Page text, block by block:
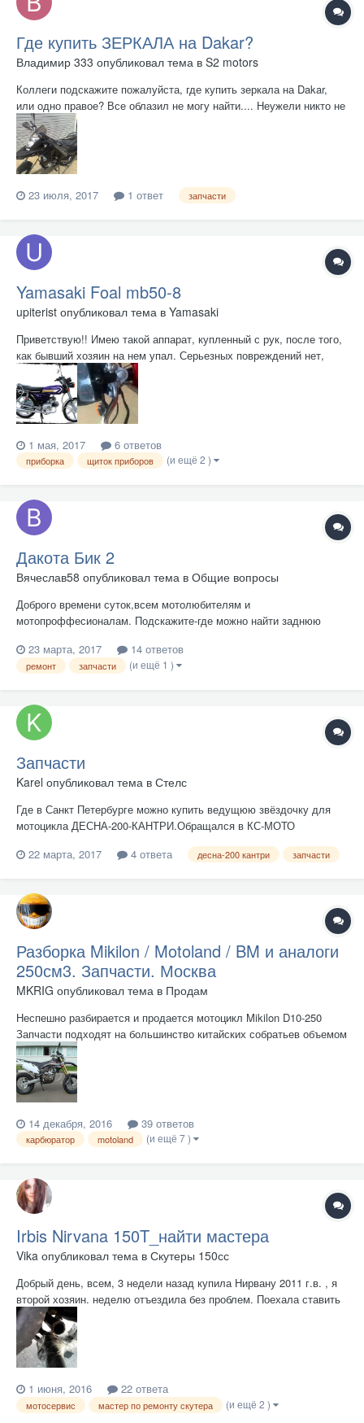
Где купить ЗЕРКАЛА на Dakar?
Владимир 333 опубликовал тема в S2 motors
Коллеги подскажите пожалуйста, где купить зеркала на Dakar,
или одно правое? Все облазил не могу найти.... Неужели никто не
знает?!
23 июля, 2017 1 ответ запчасти
Yamasaki Foal mb50-8
upiterist опубликовал тема в Yamasaki
Приветствую!! Имею такой аппарат, купленный с рук, после того,
как бывший хозяин на нем упал. Серьезных повреждений нет,
почти все восстановил, но не могу найти приборную панель
родную. Спидометр живет своей жизнью, вращается стрелка по
часовой и против, как покрутишь колесо. Тахометр на...
1 мая, 2017 6 ответов
приборка щиток приборов (и ещё 2 )
Дакота Бик 2
Вячеслав58 опубликовал тема в Общие вопросы
Доброго времени суток,всем мотолюбителям и
мотопроффесионалам. Подскажите-где можно найти заднюю
два года !!!
23 марта, 2017 14 ответов
ремонт запчасти (и ещё 1 )
Запчасти
Karel опубликовал тема в Стелс
Где в Санкт Петербурге можно купить ведущюю звёздочку для
мотоцикла ДЕСНА-200-КАНТРИ.Обращался в КС-МОТО
отсутствие у поставщика данной детали.
22 марта, 2017 4 ответа десна-200 кантри запчасти
Разборка Mikilon / Motoland / BM и аналоги
250см3. Запчасти. Москва
MKRIG опубликовал тема в Продам
Неспешно разбирается и продается мотоцикл Mikilon D10-250
Запчасти подходят на большинство китайских собратьев объемом
250 кубов. Пробег около 2500км строго по городу, поэтому все
запчасти в хорошем состоянии, на твердую 4ку. не падал, без
ДТП, пластик весь целый. Цвет ч...
14 декабря, 2016 39 ответов
карбюратор motoland (и ещё 7 )
Irbis Nirvana 150T_найти мастера
Vika опубликовал тема в Скутеры 150сс
Добрый день, всем, 3 недели назад купила Нирвану 2011 г.в. , я
второй хозяин. неделю отъездила без проблем. Поехала ставить
на учет в ливень, как результат после всех осмотров он не
завелся. Отвезла в сервис. Сказали свеча под замену. Оставила.
забрала через 8 дней. Сказали что меняли г...
1 июня, 2016 22 ответа
мотосервис мастер по ремонту скутера (и ещё 2 )